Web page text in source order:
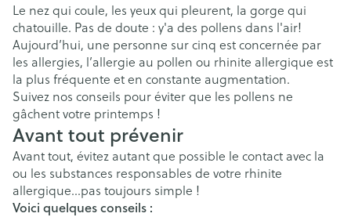
Le nez qui coule, les yeux qui pleurent, la gorge qui
chatouille. Pas de doute : y'a des pollens dans l'air!
Aujourd’hui, une personne sur cinq est concernée par
les allergies, l’allergie au pollen ou rhinite allergique est
la plus fréquente et en constante augmentation.
Suivez nos conseils pour éviter que les pollens ne
gâchent votre printemps !
Avant tout prévenir
Avant tout, évitez autant que possible le contact avec la
ou les substances responsables de votre rhinite
allergique…pas toujours simple !
Voici quelques conseils :